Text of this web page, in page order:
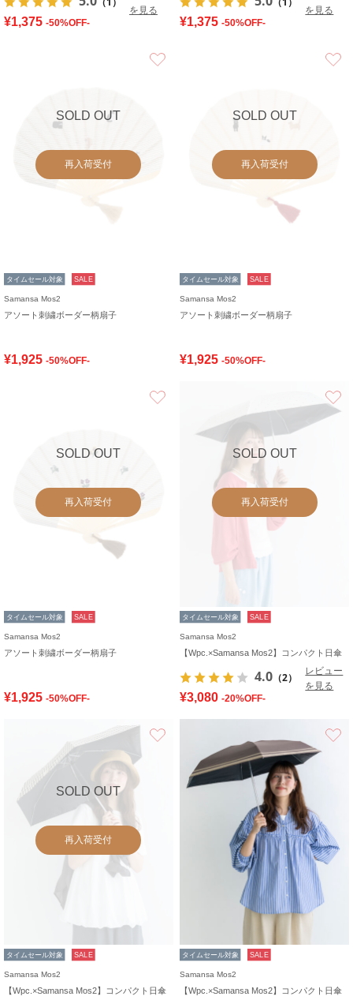
を見る
¥1,375 -50%OFF-
を見る
¥1,375 -50%OFF-
SOLD OUT
再入荷受付
タイムセール対象 SALE
Samansa Mos2
アソート刺繍ボーダー柄扇子
¥1,925 -50%OFF-
SOLD OUT
再入荷受付
タイムセール対象 SALE
Samansa Mos2
アソート刺繍ボーダー柄扇子
¥1,925 -50%OFF-
SOLD OUT
再入荷受付
タイムセール対象 SALE
Samansa Mos2
アソート刺繍ボーダー柄扇子
¥1,925 -50%OFF-
SOLD OUT
再入荷受付
タイムセール対象 SALE
Samansa Mos2
【Wpc.×Samansa Mos2】コンパクト日傘
4.0 （2）
レビュー
を見る
¥3,080 -20%OFF-
SOLD OUT
再入荷受付
タイムセール対象 SALE
Samansa Mos2
【Wpc.×Samansa Mos2】コンパクト日傘
タイムセール対象 SALE
Samansa Mos2
【Wpc.×Samansa Mos2】コンパクト日傘